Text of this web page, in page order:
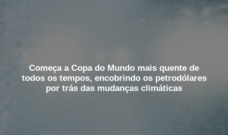
Começa a Copa do Mundo mais quente de
todos os tempos, encobrindo os petrodólares
por trás das mudanças climáticas